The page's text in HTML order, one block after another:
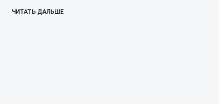
ЧИТАТЬ ДАЛЬШЕ